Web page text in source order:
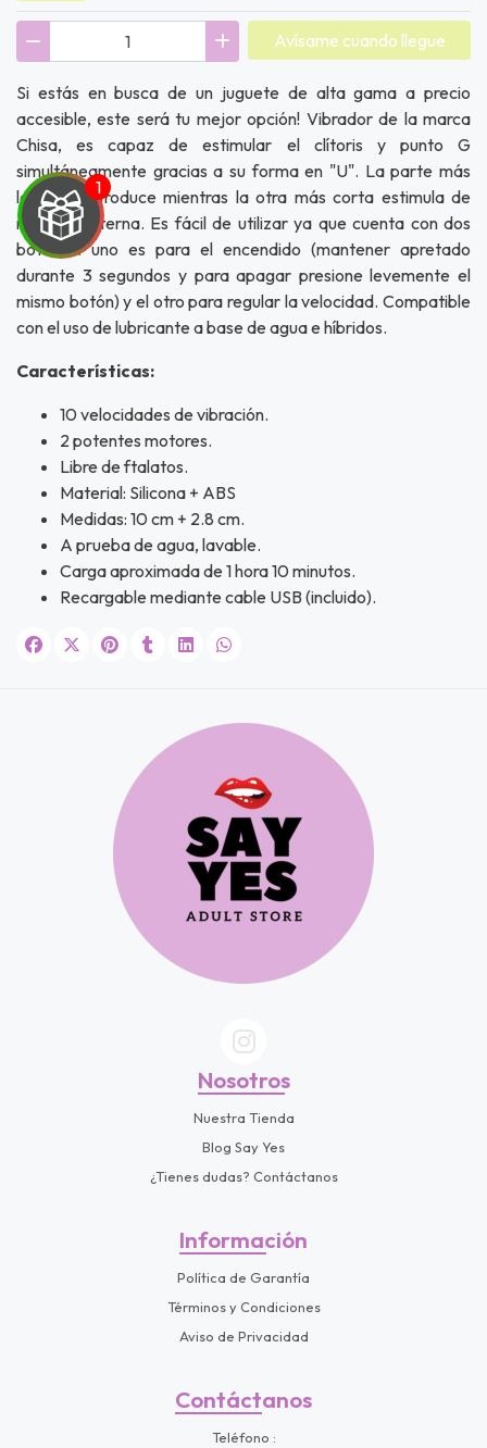
Avísame cuando llegue
Si estás en busca de un juguete de alta gama a precio
accesible, este será tu mejor opción! Vibrador de la marca
Chisa, es capaz de estimular el clítoris y punto G
simultáneamente gracias a su forma en "U". La parte más
larga se introduce mientras la otra más corta estimula de
manera externa. Es fácil de utilizar ya que cuenta con dos
botones: uno es para el encendido (mantener apretado
durante 3 segundos y para apagar presione levemente el
mismo botón) y el otro para regular la velocidad. Compatible
con el uso de lubricante a base de agua e híbridos.
Características:
10 velocidades de vibración.
2 potentes motores.
Libre de ftalatos.
Material: Silicona + ABS
Medidas: 10 cm + 2.8 cm.
A prueba de agua, lavable.
Carga aproximada de 1 hora 10 minutos.
Recargable mediante cable USB (incluido).
Nosotros
Nuestra Tienda
Blog Say Yes
¿Tienes dudas? Contáctanos
Información
Política de Garantía
Términos y Condiciones
Aviso de Privacidad
Contáctanos
Teléfono